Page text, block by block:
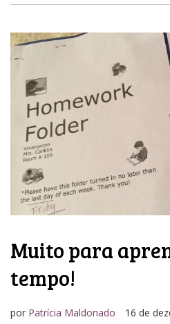
Muito para
tempo!
por Patrícia Maldonado
16 de